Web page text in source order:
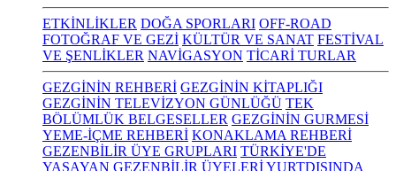
ETKİNLİKLER DOĞA SPORLARI OFF-ROAD
FOTOĞRAF VE GEZİ KÜLTÜR VE SANAT FESTİVAL
VE ŞENLİKLER NAVİGASYON TİCARİ TURLAR
GEZGİNİN REHBERİ GEZGİNİN KİTAPLIĞI
GEZGİNİN TELEVİZYON GÜNLÜĞÜ TEK
BÖLÜMLÜK BELGESELLER GEZGİNİN GURMESİ
YEME-İÇME REHBERİ KONAKLAMA REHBERİ
GEZENBİLİR ÜYE GRUPLARI TÜRKİYE'DE
YAŞAYAN GEZENBİLİR ÜYELERİYURTDIŞINDA